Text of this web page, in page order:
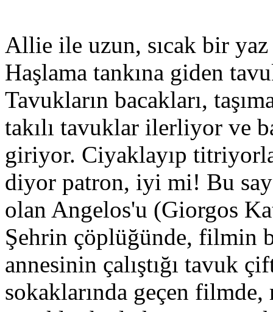
Allie ile uzun, sıcak bir
Haşlama tankına giden
Tavukların bacakları,
takılı tavuklar ilerliyor ve
giriyor. Ciyaklayıp
diyor patron, iyi mi! Bu
olan Angelos'u (Giorgos
Şehrin çöplüğünde, filmin
annesinin çalıştığı tavuk
sokaklarında geçen